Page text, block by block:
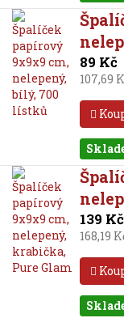
89 Kč
107,69
139 Kč
168,19